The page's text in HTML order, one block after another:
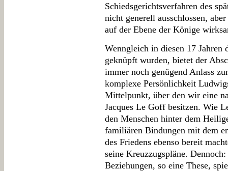
Schiedsgerichtsverfahren des
nicht generell ausschlossen,
auf der Ebene der Könige
Wenngleich in diesen 17 Jahren
geknüpft wurden, bietet der
immer noch genügend Anlass
komplexe Persönlichkeit
Mittelpunkt, über den wir eine
Jacques Le Goff besitzen. Wie
den Menschen hinter dem
familiären Bindungen mit dem
des Friedens ebenso bereit
seine Kreuzzugspläne.
Beziehungen, so eine These,